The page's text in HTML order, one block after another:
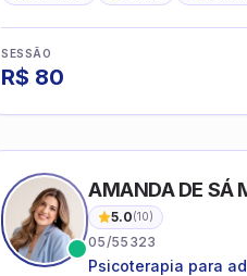
SESSÃO
R$ 80
AMANDA DE SÁ
5.0(10)
05/55323
Psicoterapia para